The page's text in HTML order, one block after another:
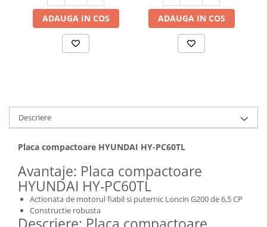
Hote bucatarie
Consumabile
Hote insula
Hote telescopice
Masini de Spalat Rufe & Uscatoare
Accesorii masini de spalat &
uscatoare
Masini automate de spalat rufe
Masini de spalat rufe cu uscator
ADAUGA IN COS ADAUGA IN COS
Descriere
Placa compactoare HYUNDAI HY-PC60TL
Avantaje: Placa compactoare
HYUNDAI HY-PC60TL
Actionata de motorul fiabil si puternic Loncin G200 de 6,5 CP
Constructie robusta